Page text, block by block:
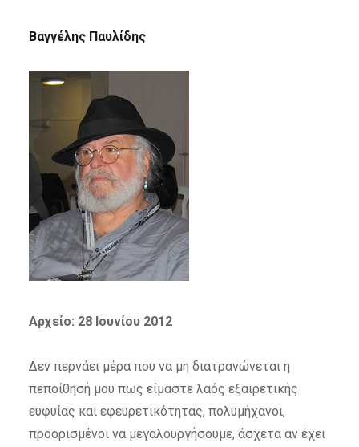
Βαγγέλης Παυλίδης
Αρχείο: 28 Ιουνίου 2012
Δεν περνάει μέρα που να μη διατρανώνεται η
πεποίθησή μου πως είμαστε λαός εξαιρετικής
ευφυίας και εφευρετικότητας, πολυμήχανοι,
προορισμένοι να μεγαλουργήσουμε, άσχετα αν έχει